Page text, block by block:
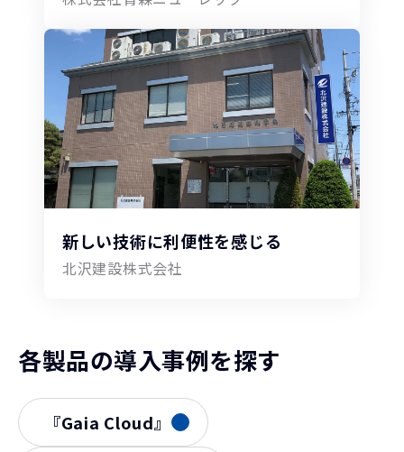
新しい技術に利便性を感じる
北沢建設株式会社
各製品の導入事例を探す
『Gaia Cloud』